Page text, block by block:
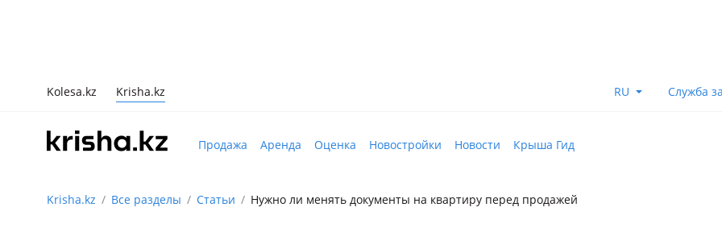
Kolesa.kz Krisha.kz RU Служба
Продажа Аренда Оценка Новостройки Новости Крыша Гид
Krisha.kz Все разделы Статьи Нужно ли менять документы на квартиру перед продажей